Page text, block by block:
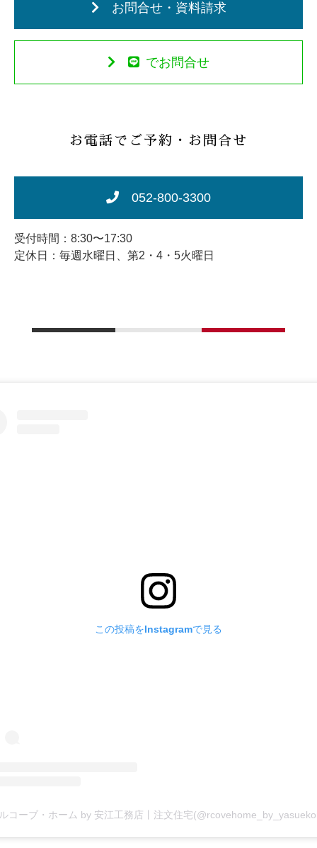
お問合せ・資料請求
でお問合せ
お電話でご予約・お問合せ
052-800-3300
受付時間：8:30〜17:30
定休日：毎週水曜日、第2・4・5火曜日
この投稿をInstagramで見る